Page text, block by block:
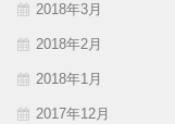
2018年3月
2018年2月
2018年1月
2017年12月